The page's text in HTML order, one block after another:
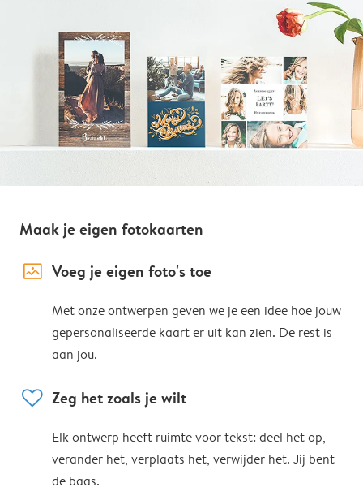
Maak je eigen fotokaarten
image_placeholder Voeg je eigen foto's toe
Met onze ontwerpen geven we je een idee hoe jouw
gepersonaliseerde kaart er uit kan zien. De rest is
aan jou.
heart Zeg het zoals je wilt
Elk ontwerp heeft ruimte voor tekst: deel het op,
verander het, verplaats het, verwijder het. Jij bent
de baas.